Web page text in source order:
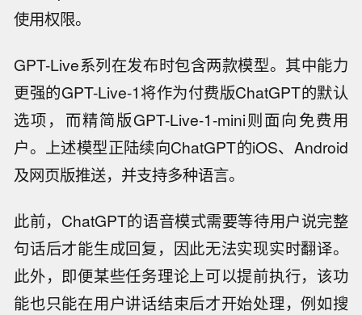
使用权限。
GPT-Live系列在发布时包含两款模型。其中能力
更强的GPT-Live-1将作为付费版ChatGPT的默认
选项，而精简版GPT-Live-1-mini则面向免费用
户。上述模型正陆续向ChatGPT的iOS、Android
及网页版推送，并支持多种语言。
此前，ChatGPT的语音模式需要等待用户说完整
句话后才能生成回复，因此无法实现实时翻译。
此外，即便某些任务理论上可以提前执行，该功
能也只能在用户讲话结束后才开始处理，例如搜